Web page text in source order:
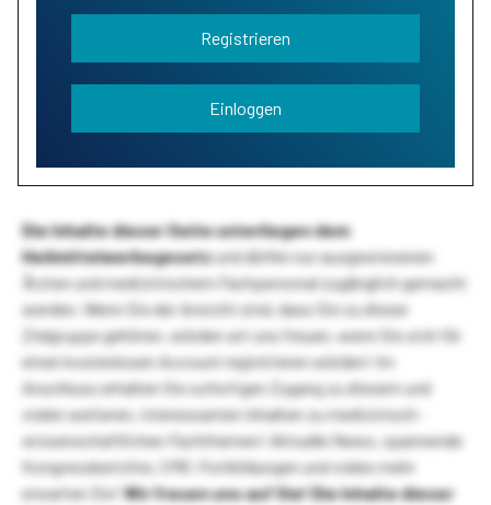
Registrieren
Einloggen
Die Inhalte dieser Seite unterliegen dem
Heilmittelwerbegesetzund dürfen nur ausgewiesenen
Ärzten und medizinischem Fachpersonal zugänglich gemacht
werden. Wenn Sie der Ansicht sind, dass Sie zu dieser
Zielgruppe gehören, würden wir uns freuen, wenn Sie sich für
einen kostenlosen Account registrieren würden! Im
Anschluss erhalten Sie sofortigen Zugang zu diesem und
vielen weiteren, interessanten Inhalten zu medizinisch-
wissenschaftlichen Fachthemen! Aktuelle News, spannende
Kongressberichte, CME-Fortbildungen und vieles mehr
erwarten Sie!Wir freuen uns auf Sie!Die Inhalte dieser